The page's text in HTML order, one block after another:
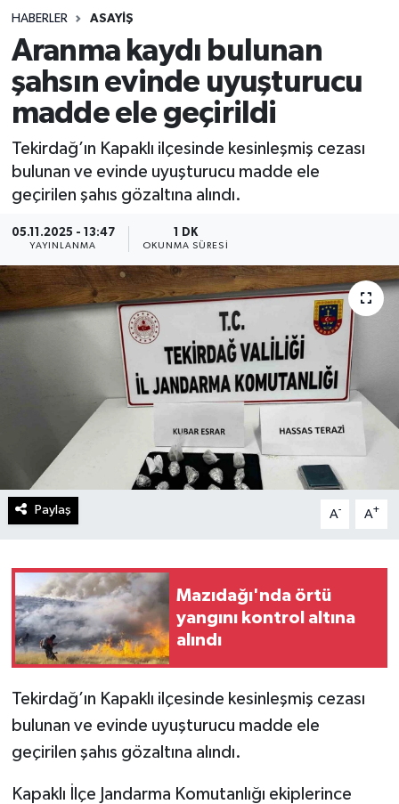
HABERLER ASAYIŞ
Aranma kaydı bulunan
şahsın evinde uyuşturucu
madde ele geçirildi
Tekirdağ’ın Kapaklı ilçesinde kesinleşmiş cezası
bulunan ve evinde uyuşturucu madde ele
geçirilen şahıs gözaltına alındı.
05.11.2025 - 13:47
YAYINLANMA
1 DK
OKUNMA SÜRESI
Paylaş A- A+
Mazıdağı'nda örtü
yangını kontrol altına
alındı
Tekirdağ’ın Kapaklı ilçesinde kesinleşmiş cezası
bulunan ve evinde uyuşturucu madde ele
geçirilen şahıs gözaltına alındı.
Kapaklı İlçe Jandarma Komutanlığı ekiplerince
Spor
Teknoloji
Yaşam